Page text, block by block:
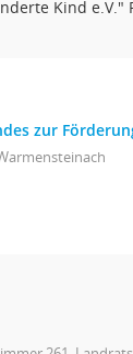
Kind e.V."
zur